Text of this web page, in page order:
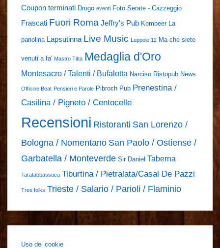
Coupon terminati Drugo eventi Foto Serate - Cazzeggio
Frascati Fuori Roma Jeffry's Pub Kombeer La
pariolina Lapsutinna Live Music Luppolo 12 Ma che siete
venuti a fa' Mastro Titta Medaglia d'Oro
Montesacro / Talenti / Bufalotta Narciso Ristopub News
Officine Beat Pensieri e Parole Pibroch Pub Prenestina /
Casilina / Pigneto / Centocelle
Recensioni Ristoranti San Lorenzo /
Bologna / Nomentano San Paolo / Ostiense /
Garbatella / Monteverde Sir Daniel Taberna
Taratabbassuca Tiburtina / Pietralata/Casal De Pazzi
Tree folks Trieste / Salario / Parioli / Flaminio
Uso dei cookie